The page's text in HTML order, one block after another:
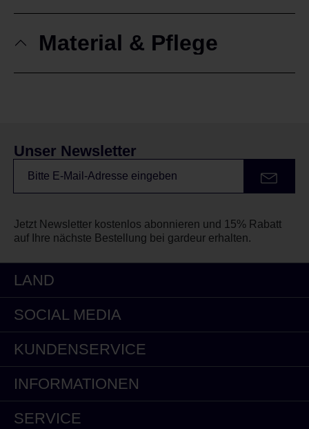
Material & Pflege
Unser Newsletter
Jetzt Newsletter kostenlos abonnieren und 15% Rabatt
auf Ihre nächste Bestellung bei gardeur erhalten.
LAND
SOCIAL MEDIA
KUNDENSERVICE
INFORMATIONEN
SERVICE